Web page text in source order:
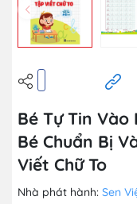
Bé Tự Tin Vào
Bé Chuẩn Bị
Viết Chữ To
Nhà phát hành: Sen